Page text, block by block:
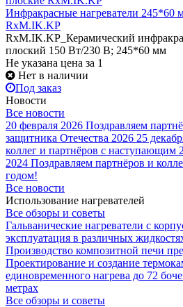
Инфракрасные нагреватели 245*60
RxM.IK.KP
RxM.IK.KP_Керамический
плоский 150 Вт/230 В; 245*60 мм
Не указана цена за 1
Нет в наличии
Под заказ
Новости
Все новости
20 февраля 2026 Поздравляем
защитника Отечества 2026 25
коллег и партнёров с наступающим
2024 Поздравляем партнёров и
годом!
Все новости
Использование нагревателей
Все обзоры и советы
Гальванические нагреватели с
эксплуатация в различных
Производство композитной печи
Проектирование и создание
единовременного нагрева до 72
метрах
Все обзоры и советы